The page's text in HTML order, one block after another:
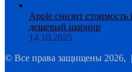
Apple снизит стоимость
дешевый шарнир
14.10.2025
© Все права защищены 2026, |